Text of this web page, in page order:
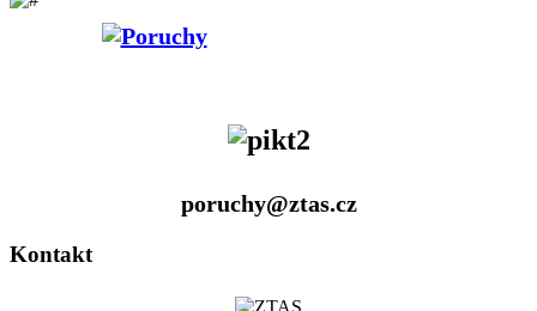
poruchy@ztas.cz
Kontakt